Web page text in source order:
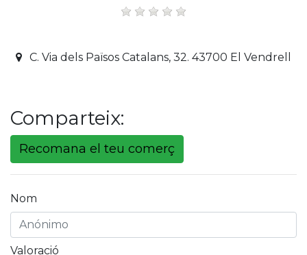
C. Via dels Països Catalans, 32. 43700 El Vendrell
Comparteix:
Recomana el teu comerç
Nom
Valoració